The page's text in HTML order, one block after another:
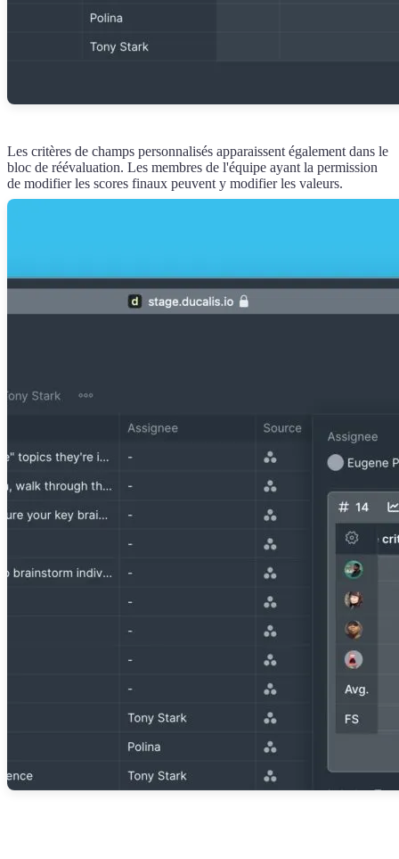
Les critères de champs personnalisés apparaissent également dans le
bloc de réévaluation. Les membres de l'équipe ayant la permission
de modifier les scores finaux peuvent y modifier les valeurs.